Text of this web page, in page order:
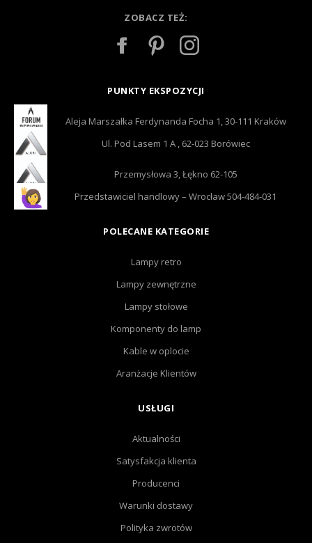
ZOBACZ TEŻ:
PUNKTY EKSPOZYCJI
Aleja Marszałka Ferdynanda Focha 1, 30-111 Kraków
Ul. Pod Lasem 1 A , 62-023 Borówiec
Przemysłowa 3, Łękno 62-105
Przedstawiciel handlowy – Wrocław 504-484-031
POLECANE KATEGORIE
Lampy retro
Lampy zewnętrzne
Lampy stołowe
Komponenty do lamp
Kable w oplocie
Aranżacje Klientów
USŁUGI
Aktualności
Satysfakcja klienta
Producenci
Warunki dostawy
Polityka zwrotów